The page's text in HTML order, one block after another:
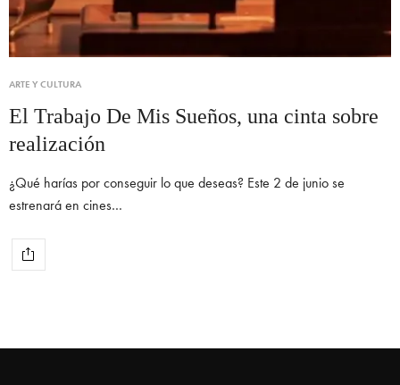
ARTE Y CULTURA
El Trabajo De Mis Sueños, una cinta sobre
realización
¿Qué harías por conseguir lo que deseas? Este 2 de junio se
estrenará en cines…